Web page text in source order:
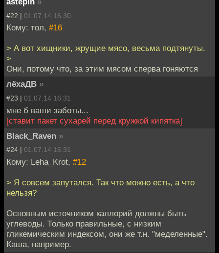
#22 | 01.07.14 16:30
Кому: тол, #16
> А вот хищники, жрущие мясо, весьма подтянуты.
>
Они, потому что, за этим мясом сперва гоняются
лёхаДВ »
#23 | 01.07.14 16:31
мне б ваши заботы...
[ставит пакет сухарей перед кружкой кипятка]
Black_Raven »
#24 | 01.07.14 16:31
Кому: Leha_Krot, #12
> Я совсем запутался. Так что можно есть, а что
нельзя?
Основным источником каллорий должны быть
углеводы. Только правильные, с низким
гликемическим индексом, они же т.н. "меделенные".
Каша, например.